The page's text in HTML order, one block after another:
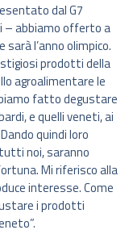
dal G7
– abbiamo offerto a
l’anno olimpico.
prodotti della
agroalimentare le
fatto degustare
e quelli veneti, ai
quindi loro
noi, saranno
Mi riferisco alla
interesse. Come
i prodotti